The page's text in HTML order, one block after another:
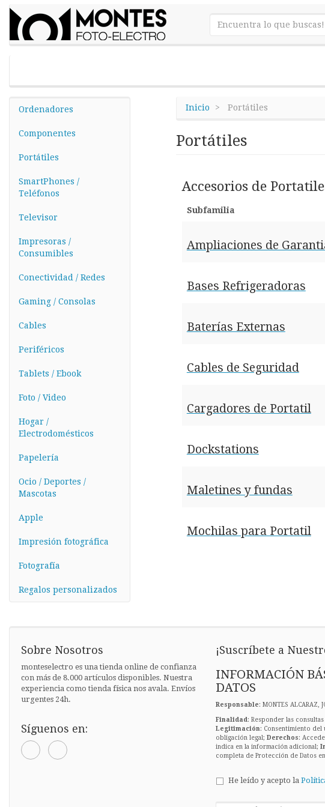
Ordenadores
Componentes
Portátiles
SmartPhones /
Teléfonos
Televisor
Impresoras /
Consumibles
Conectividad / Redes
Gaming / Consolas
Cables
Periféricos
Tablets / Ebook
Foto / Video
Hogar /
Electrodomésticos
Papelería
Ocio / Deportes /
Mascotas
Apple
Impresión fotográfica
Fotografía
Regalos personalizados
Inicio Portátiles
Portátiles
Accesorios de
Subfamilia
Ampliaciones de
Bases Refrigeradoras
Baterías Externas
Cables de Seguridad
Cargadores de Portatil
Dockstations
Maletines y fundas
Mochilas para Portatil
Sobre Nosotros
monteselectro es una tienda online de confianza
con más de 8.000 artículos disponibles. Nuestra
experiencia como tienda física nos avala. Envíos
urgentes 24h.
Síguenos en:
¡Suscríbete a
INFORMACIÓN
DATOS
Responsable: MONTES ALCARAZ,
Finalidad : Responder las
Legitimación: Consentimiento del
obligación legal; Derechos:
indica en la información adicional;
completa de Protección de Datos
He leído y acepto la